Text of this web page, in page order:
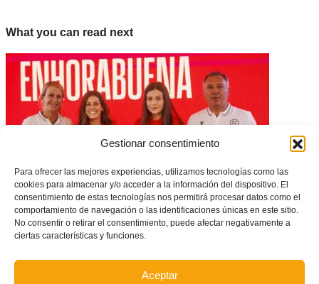
Gestionar consentimiento
Para ofrecer las mejores experiencias, utilizamos tecnologías como las
cookies para almacenar y/o acceder a la información del dispositivo. El
consentimiento de estas tecnologías nos permitirá procesar datos como el
comportamiento de navegación o las identificaciones únicas en este sitio.
No consentir o retirar el consentimiento, puede afectar negativamente a
ciertas características y funciones.
Aceptar
What you can read next
Rita Cabañero recibió el Premio Vicente Acevedo como mejor árbitra
asistente de Primera División